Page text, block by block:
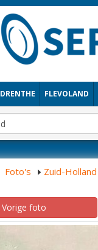
DRENTHE FLEVOLAND
Foto's Zuid-Holland
Vorige foto